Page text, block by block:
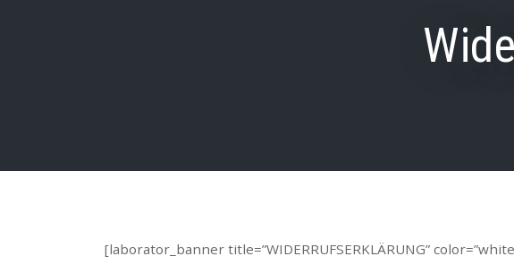
[laborator_banner title=”WIDERRUFSERKLÄRUNG”